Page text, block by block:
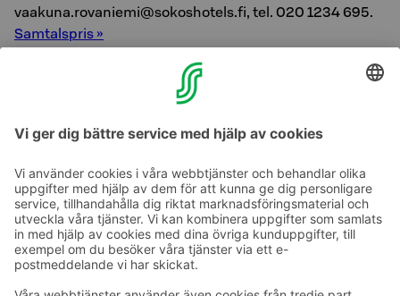
vaakuna.rovaniemi@sokoshotels.fi, tel. 020 1234 695.
Samtalspris »
Läs mer och boka på internet
bokning enkelt och snabbt.
Ta kontakt
Kontaktuppgifter till hotellen